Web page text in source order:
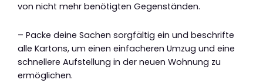
von nicht mehr benötigten Gegenständen.
– Packe deine Sachen sorgfältig ein und beschrifte
alle Kartons, um einen einfacheren Umzug und eine
schnellere Aufstellung in der neuen Wohnung zu
ermöglichen.